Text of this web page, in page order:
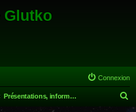
Glutko
Connexion
Présentations, informations, suggestions